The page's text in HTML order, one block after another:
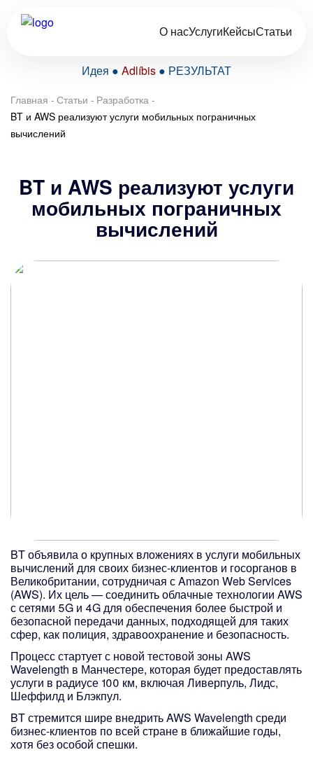
О насУслугиКейсыСтатьи
Идея ● Adlíbis ● РЕЗУЛЬТАТ
Главная - Статьи - Разработка -
BT и AWS реализуют услуги мобильных пограничных
вычислений
BT и AWS реализуют услуги
мобильных пограничных
вычислений
BT объявила о крупных вложениях в услуги мобильных
вычислений для своих бизнес-клиентов и госорганов в
Великобритании, сотрудничая с Amazon Web Services
(AWS). Их цель — соединить облачные технологии AWS
с сетями 5G и 4G для обеспечения более быстрой и
безопасной передачи данных, подходящей для таких
сфер, как полиция, здравоохранение и безопасность.
Процесс стартует с новой тестовой зоны AWS
Wavelength в Манчестере, которая будет предоставлять
услуги в радиусе 100 км, включая Ливерпуль, Лидс,
Шеффилд и Блэкпул.
BT стремится шире внедрить AWS Wavelength среди
бизнес-клиентов по всей стране в ближайшие годы,
хотя без особой спешки.